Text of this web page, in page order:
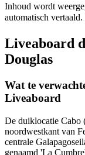
Inhoud wordt
automatisch vertaald.
Liveaboard
Douglas
Wat te
Liveaboard
De duiklocatie Cabo
noordwestkant van
centrale
genaamd 'La